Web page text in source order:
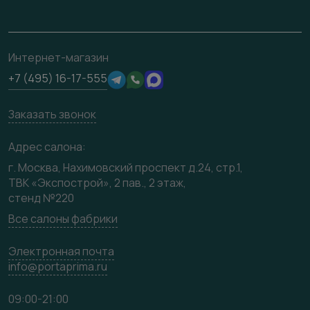
Техническая информация
Юридическая информация
Подготовка проемов
Сертификаты
Производство
Медиацентр
Видео
Карта сайта
Интернет-магазин
+7 (495) 16-17-555
Заказать звонок
Адрес салона:
г. Москва, Нахимовский проспект д.24, стр.1,
ТВК «Экспострой», 2 пав., 2 этаж,
стенд №220
Все салоны фабрики
Электронная почта
info@portaprima.ru
09:00-21:00